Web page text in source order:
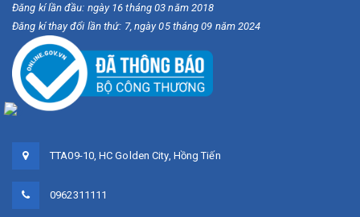
Đăng kí lần đầu: ngày 16 tháng 03 năm 2018
Đăng kí thay đổi lần thứ: 7, ngày 05 tháng 09 năm 2024
TTA09-10, HC Golden City, Hồng Tiến
0962311111